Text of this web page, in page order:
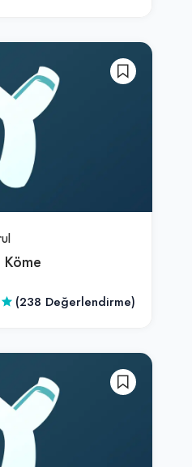
Köme
(238 Değerlendirme)